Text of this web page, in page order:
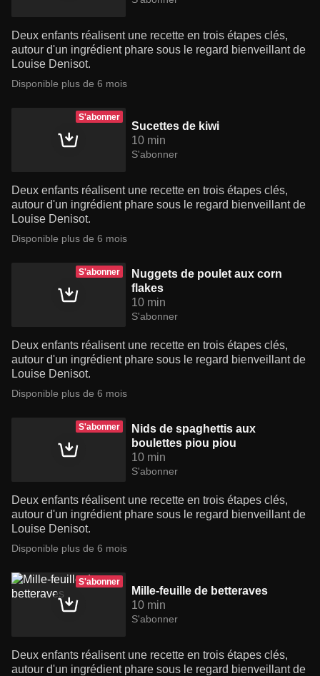
Deux enfants réalisent une recette en trois étapes clés,
autour d'un ingrédient phare sous le regard bienveillant de
Louise Denisot.
Disponible plus de 6 mois
S'abonner
Sucettes de kiwi
10 min
S'abonner
Deux enfants réalisent une recette en trois étapes clés,
autour d'un ingrédient phare sous le regard bienveillant de
Louise Denisot.
Disponible plus de 6 mois
S'abonner
Nuggets de poulet aux corn
flakes
10 min
S'abonner
Deux enfants réalisent une recette en trois étapes clés,
autour d'un ingrédient phare sous le regard bienveillant de
Louise Denisot.
Disponible plus de 6 mois
S'abonner
Nids de spaghettis aux
boulettes piou piou
10 min
S'abonner
Deux enfants réalisent une recette en trois étapes clés,
autour d'un ingrédient phare sous le regard bienveillant de
Louise Denisot.
Disponible plus de 6 mois
S'abonner
Mille-feuille de betteraves
10 min
S'abonner
Deux enfants réalisent une recette en trois étapes clés,
autour d'un ingrédient phare sous le regard bienveillant de